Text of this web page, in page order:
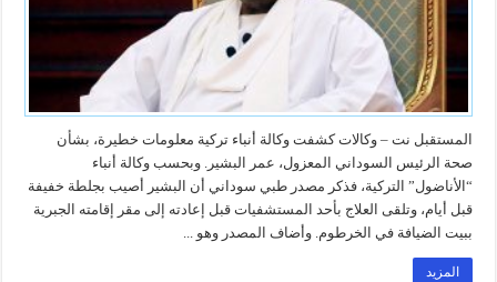
المستقبل نت – وكالات كشفت وكالة أنباء تركية معلومات خطيرة، بشأن
صحة الرئيس السوداني المعزول، عمر البشير. وبحسب وكالة أنباء
“الأناضول” التركية، فذكر مصدر طبي سوداني أن البشير أصيب بجلطة خفيفة
قبل أيام، وتلقى العلاج بأحد المستشفيات قبل إعادته إلى مقر إقامته الجبرية
ببيت الضيافة في الخرطوم. وأضاف المصدر وهو ...
المزيد